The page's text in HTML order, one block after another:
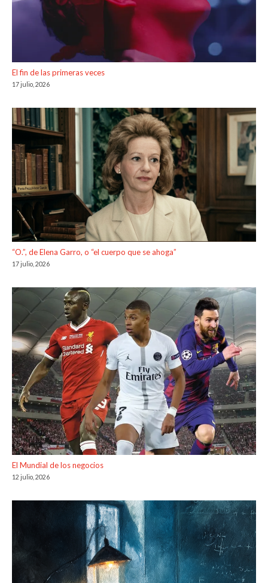
El fin de las primeras veces
17 julio, 2026
“O.”, de Elena Garro, o “el cuerpo que se ahoga”
17 julio, 2026
El Mundial de los negocios
12 julio, 2026